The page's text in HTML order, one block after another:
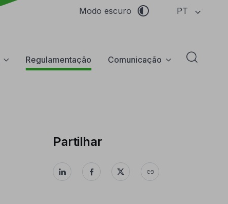
Modo escuro PT
Regulamentação Comunicação Abrir
Partilhar